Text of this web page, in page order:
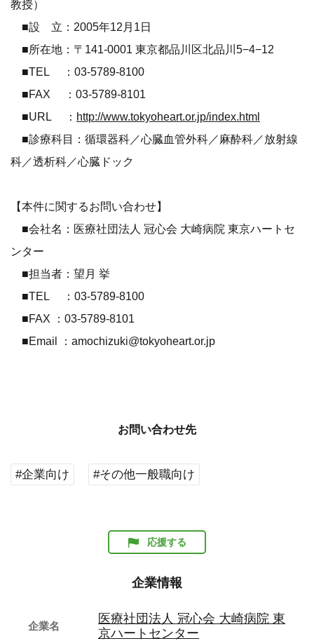
教授）
■設 立：2005年12月1日
■所在地：〒141-0001 東京都品川区北品川5−4−12
■TEL ：03-5789-8100
■FAX ：03-5789-8101
■URL ： http://www.tokyoheart.or.jp/index.html
■診療科目：循環器科／心臓血管外科／麻酔科／放射線
科／透析科／心臓ドック
【本件に関するお問い合わせ】
■会社名：医療社団法人 冠心会 大崎病院 東京ハートセ
ンター
■担当者：望月 挙
■TEL ：03-5789-8100
■FAX ：03-5789-8101
■Email ：amochizuki@tokyoheart.or.jp
お問い合わせ先
#企業向け #その他一般職向け
応援する
企業情報
企業名
医療社団法人 冠心会 大崎病院 東
京ハートセンター